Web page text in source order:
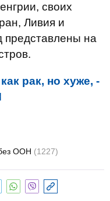
своих
Ливия и
представлены на
рак, но хуже, -
ООН (1227)